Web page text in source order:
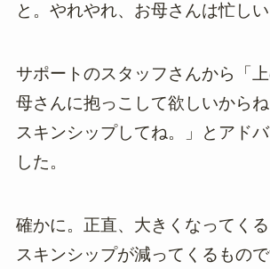
と。やれやれ、お母さんは忙しい
サポートのスタッフさんから「
母さんに抱っこして欲しいから
スキンシップしてね。」とアド
した。
確かに。正直、大きくなってく
スキンシップが減ってくるもの